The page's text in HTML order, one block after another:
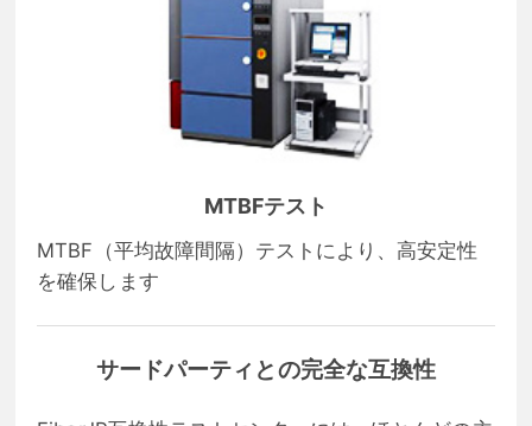
MTBFテスト
MTBF（平均故障間隔）テストにより、高安定性
を確保します
サードパーティとの完全な互換性